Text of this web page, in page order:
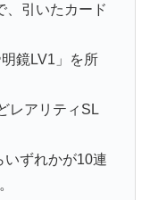
引いたカード
鏡LV1」を所
レアリティSL
ずれかが10連